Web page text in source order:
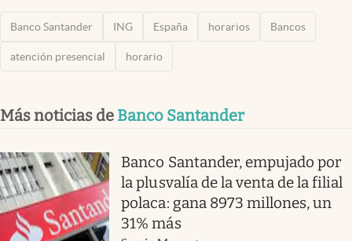
Banco Santander ING España horarios Bancos
atención presencial horario
Más noticias de Banco Santander
Banco Santander, empujado por
la plusvalía de la venta de la filial
polaca: gana 8973 millones, un
31% más